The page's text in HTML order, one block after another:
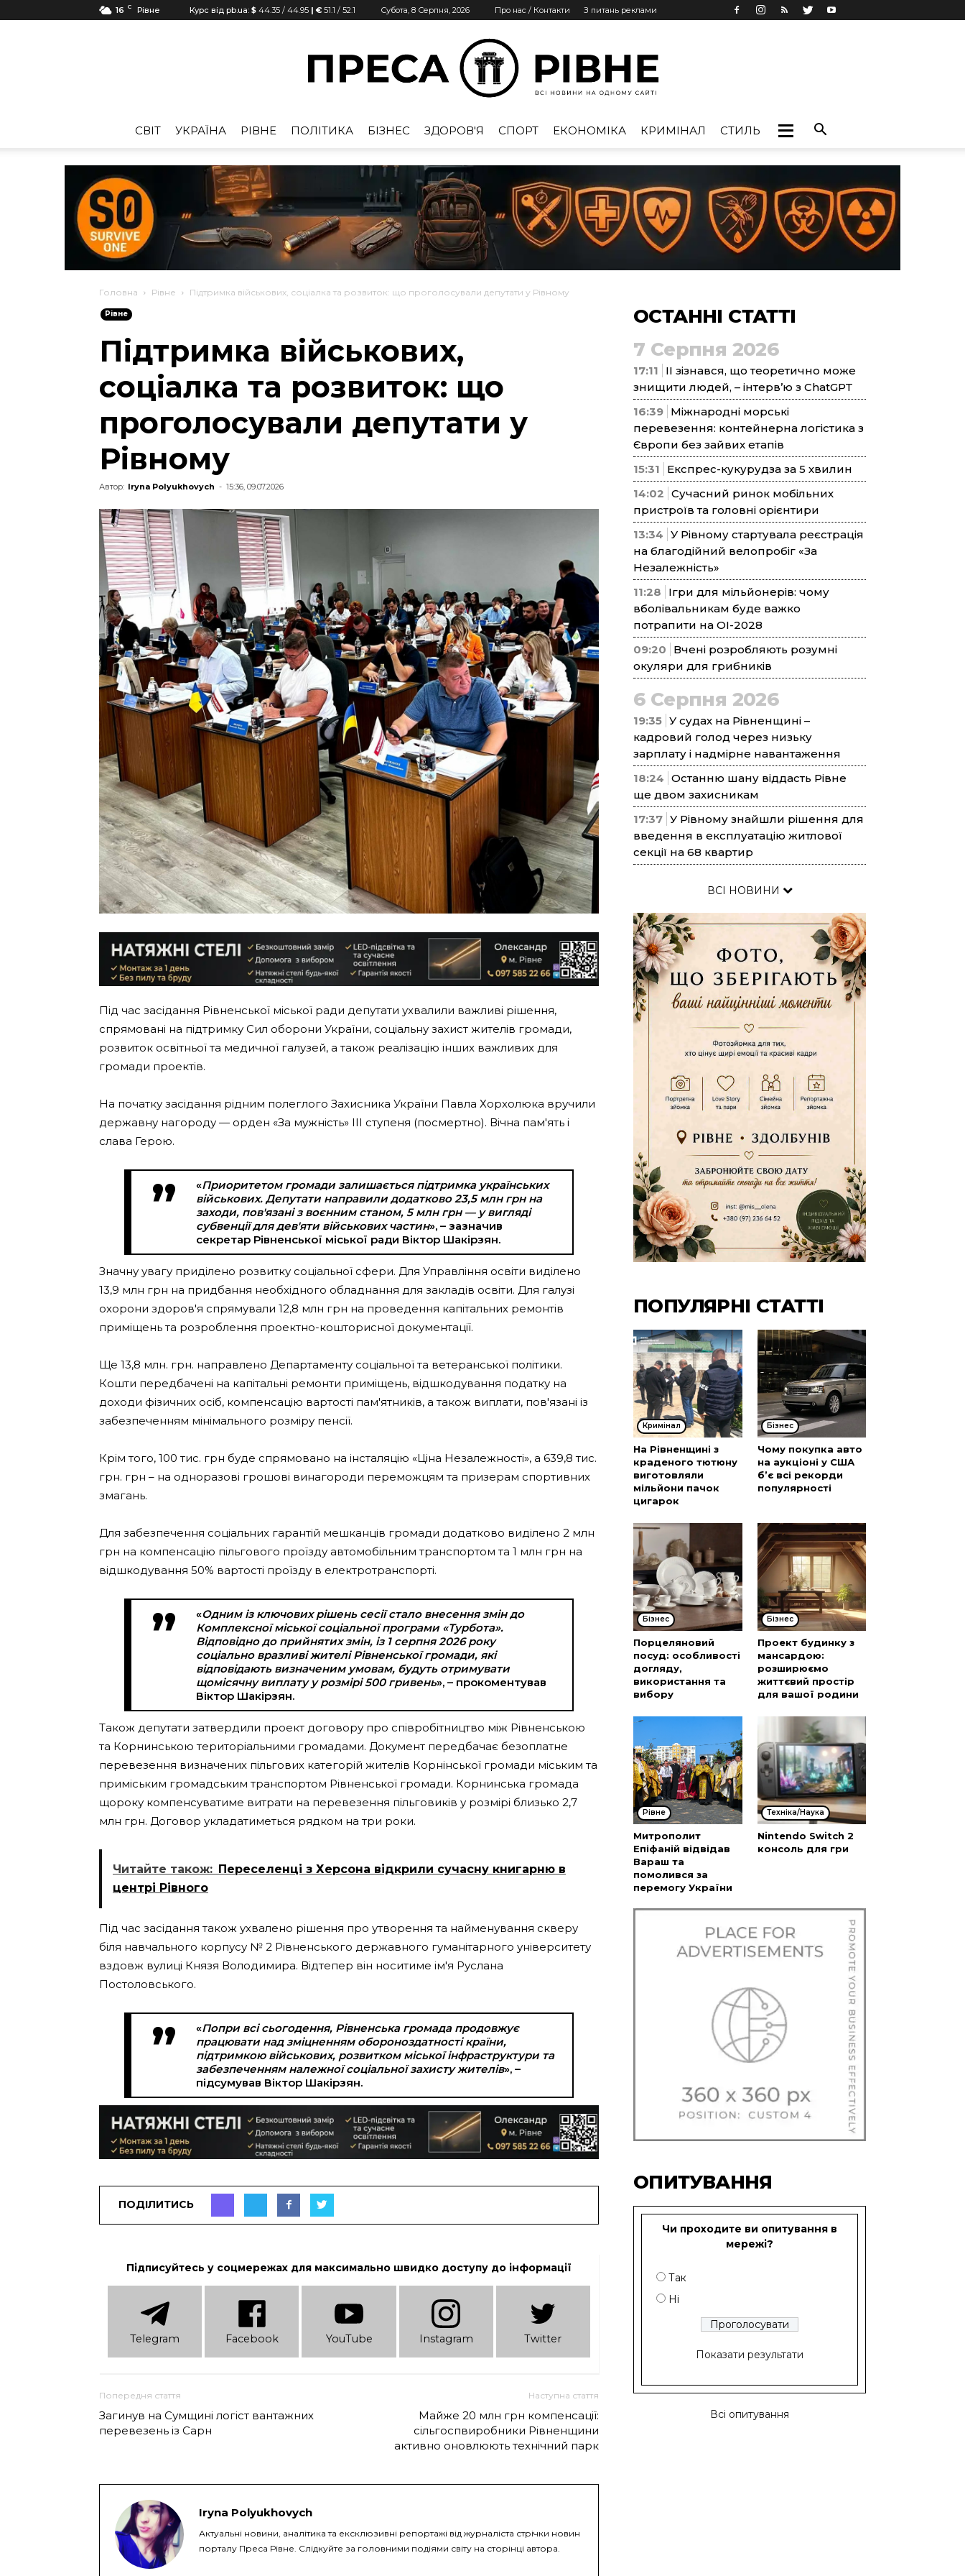
16 C Рівне Курс від pb.ua: $ 44.35 / 44.95 | € 51.1 / 52.1 Субота, 8 Серпня, 2026 Про нас / Контакти З питань реклами
Рівне
CВІТ УКРАЇНА РІВНЕ ПОЛІТИКА БІЗНЕС ЗДОРОВ'Я СПОРТ ЕКОНОМІКА КРИМІНАЛ СТИЛЬ
Головна Рівне Підтримка військових, соціалка та розвиток: що проголосували депутати у Рівному
Рівне
Підтримка військових,
соціалка та розвиток: що
проголосували депутати у
Рівному
Автор: Iryna Polyukhovych - 15:36, 09.07.2026
Під час засідання Рівненської міської ради депутати ухвалили важливі рішення,
спрямовані на підтримку Сил оборони України, соціальну захист жителів громади,
розвиток освітньої та медичної галузей, а також реалізацію інших важливих для
громади проектів.
На початку засідання рідним полеглого Захисника України Павла Хорхолюка вручили
державну нагороду — орден «За мужність» ІІІ ступеня (посмертно). Вічна пам'ять і
слава Герою.
«Приоритетом громади залишається підтримка українських
військових. Депутати направили додатково 23,5 млн грн на
заходи, пов'язані з воєнним станом, 5 млн грн — у вигляді
субвенції для дев'яти військових частин», – зазначив
секретар Рівненської міської ради Віктор Шакірзян.
Значну увагу приділено розвитку соціальної сфери. Для Управління освіти виділено
13,9 млн грн на придбання необхідного обладнання для закладів освіти. Для галузі
охорони здоров'я спрямували 12,8 млн грн на проведення капітальних ремонтів
приміщень та розроблення проектно-кошторисної документації.
Ще 13,8 млн. грн. направлено Департаменту соціальної та ветеранської політики.
Кошти передбачені на капітальні ремонти приміщень, відшкодування податку на
доходи фізичних осіб, компенсацію вартості пам'ятників, а також виплати, пов'язані із
забезпеченням мінімального розміру пенсії.
Крім того, 100 тис. грн буде спрямовано на інсталяцію «Ціна Незалежності», а 639,8 тис.
грн. грн – на одноразові грошові винагороди переможцям та призерам спортивних
змагань.
Для забезпечення соціальних гарантій мешканців громади додатково виділено 2 млн
грн на компенсацію пільгового проїзду автомобільним транспортом та 1 млн грн на
відшкодування 50% вартості проїзду в електротранспорті.
«Одним із ключових рішень сесії стало внесення змін до
Комплексної міської соціальної програми «Турбота».
Відповідно до прийнятих змін, із 1 серпня 2026 року
соціально вразливі жителі Рівненської громади, які
відповідають визначеним умовам, будуть отримувати
щомісячну виплату у розмірі 500 гривень», – прокоментував
Віктор Шакірзян.
Також депутати затвердили проект договору про співробітництво між Рівненською
та Корнинською територіальними громадами. Документ передбачає безоплатне
перевезення визначених пільгових категорій жителів Корнінської громади міським та
приміським громадським транспортом Рівненської громади. Корнинська громада
щороку компенсуватиме витрати на перевезення пільговиків у розмірі близько 2,7
млн ​​грн. Договор укладатиметься рядком на три роки.
Читайте також: Переселенці з Херсона відкрили сучасну книгарню в
центрі Рівного
Під час засідання також ухвалено рішення про утворення та найменування скверу
біля навчального корпусу № 2 Рівненського державного гуманітарного університету
вздовж вулиці Князя Володимира. Відтепер він носитиме ім'я Руслана
Постоловського.
«Попри всі сьогодення, Рівненська громада продовжує
працювати над зміцненням обороноздатності країни,
підтримкою військових, розвитком міської інфраструктури та
забезпеченням належної соціальної захисту жителів», –
підсумував Віктор Шакірзян.
ПОДІЛИТИСЬ
Підписуйтесь у соцмережах для максимально швидко доступу до інформації
Telеgram Facebook YouTube Instagram Twitter
Попередня стаття
Загинув на Сумщині логіст вантажних
перевезень із Сарн
Наступна стаття
Майже 20 млн грн компенсації:
сільгоспвиробники Рівненщини
активно оновлюють технічний парк
Iryna Polyukhovych
Актуальні новини, аналітика та ексклюзивні репортажі від журналіста стрічки новин
порталу Преса Рівне. Слідкуйте за головними подіями світу на сторінці автора.
ОСТАННІ СТАТТІ
7 Серпня 2026
17:11
ІІ зізнався, що теоретично може
знищити людей, – інтерв’ю з ChatGPT
16:39 Міжнародні морські
перевезення: контейнерна логістика з
Європи без зайвих етапів
15:31
Експрес-кукурудза за 5 хвилин
14:02 Сучасний ринок мобільних
пристроїв та головні орієнтири
13:34 У Рівному стартувала реєстрація
на благодійний велопробіг «За
Незалежність»
11:28
Ігри для мільйонерів: чому
вболівальникам буде важко
потрапити на ОІ-2028
09:20
Вчені розробляють розумні
окуляри для грибників
6 Серпня 2026
19:35 У судах на Рівненщині –
кадровий голод через низьку
зарплату і надмірне навантаження
18:24 Останню шану віддасть Рівне
ще двом захисникам
17:37 У Рівному знайшли рішення для
введення в експлуатацію житлової
секції на 68 квартир
ВСІ НОВИНИ
ПОПУЛЯРНІ СТАТТІ
Кримінал
На Рівненщині з
краденого тютюну
виготовляли
мільйони пачок
цигарок
Бізнес
Чому покупка авто
на аукціоні у США
б’є всі рекорди
популярності
Бізнес
Порцеляновий
посуд: особливості
догляду,
використання та
вибору
Бізнес
Проект будинку з
мансардою:
розширюємо
життєвий простір
для вашої родини
Рівне
Митрополит
Епіфаній відвідав
Вараш та
помолився за
перемогу України
Техніка/Наука
Nintendo Switch 2
консоль для гри
ОПИТУВАННЯ
Чи проходите ви опитування в
мережі?
Так
Ні
Показати результати
Всі опитування